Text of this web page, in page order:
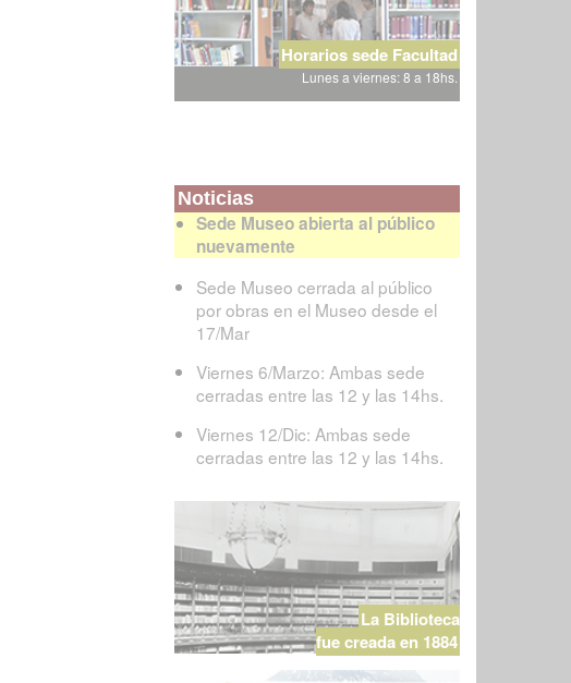
Horarios sede Facultad
Lunes a viernes: 8 a 18hs.
Noticias
Sede Museo abierta al público
nuevamente
Sede Museo cerrada al público
por obras en el Museo desde el
17/Mar
Viernes 6/Marzo: Ambas sede
cerradas entre las 12 y las 14hs.
Viernes 12/Dic: Ambas sede
cerradas entre las 12 y las 14hs.
La Biblioteca
fue creada en 1884